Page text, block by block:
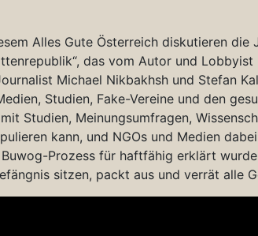
Alles Gute Österreich diskutieren die
das vom Autor und
Michael Nikbakhsh und Stefan
Studien, Fake-Vereine und den
Studien, Meinungsumfragen,
kann, und NGOs und Medien
Prozess für haftfähig erklärt
sitzen, packt aus und verrät alle